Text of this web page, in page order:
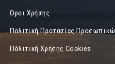
Όροι Χρήσης
Πολιτική Προτασίας
Πόλιτική Χρήσης Cookies